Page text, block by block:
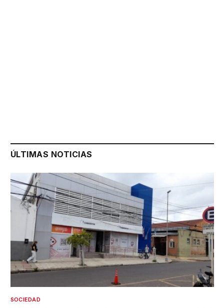
ÚLTIMAS NOTICIAS
SOCIEDAD